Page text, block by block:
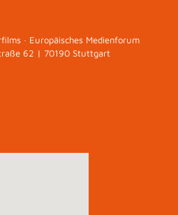
· Europäisches Medienforum
62 | 70190 Stuttgart